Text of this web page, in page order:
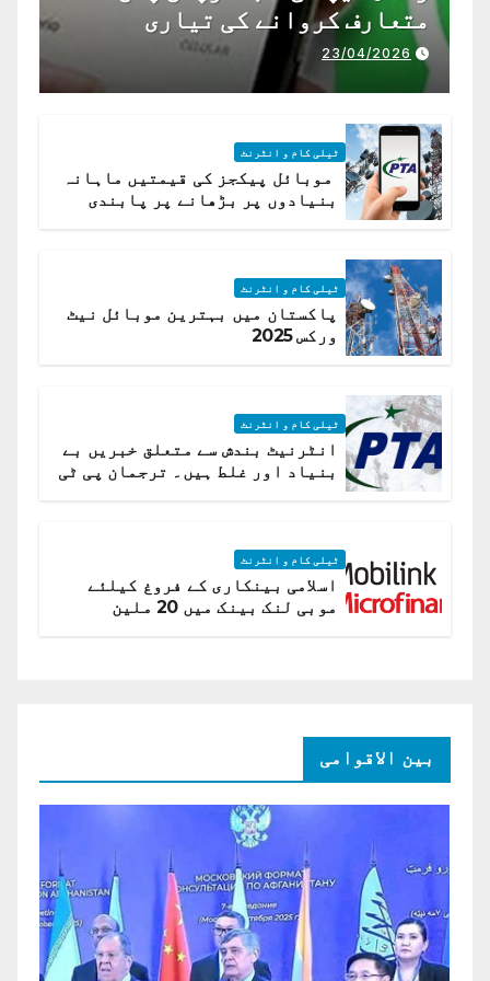
متعارف کروانے کی تیاری
23/04/2026
ٹیلی کام و انٹرنٹ
موبائل پیکجز کی قیمتیں ماہانہ
بنیادوں پر بڑھانے پر پابندی
ٹیلی کام و انٹرنٹ
پاکستان میں بہترین موبائل نیٹ
ورکس 2025
ٹیلی کام و انٹرنٹ
انٹرنیٹ بندش سے متعلق خبریں بے
بنیاد اور غلط ہیں۔ ترجمان پی ٹی
ٹیلی کام و انٹرنٹ
اسلامی بینکاری کے فروغ کیلئے
موبی لنک بینک میں 20 ملین
بین الاقوامی